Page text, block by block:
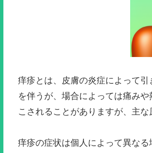
痒疹とは、皮膚の炎症によって
を伴うが、場合によっては痛み
こされることがありますが、主
痒疹の症状は個人によって異な